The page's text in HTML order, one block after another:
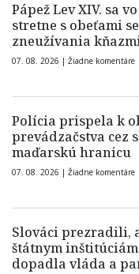
Pápež Lev XIV. sa
stretne s obeťami
zneužívania
07. 08. 2026 | Žiadne komentáre
Polícia prispela k
prevádzačstva cez
maďarskú hranicu
07. 08. 2026 | Žiadne komentáre
Slováci prezradili,
štátnym
dopadla vláda a